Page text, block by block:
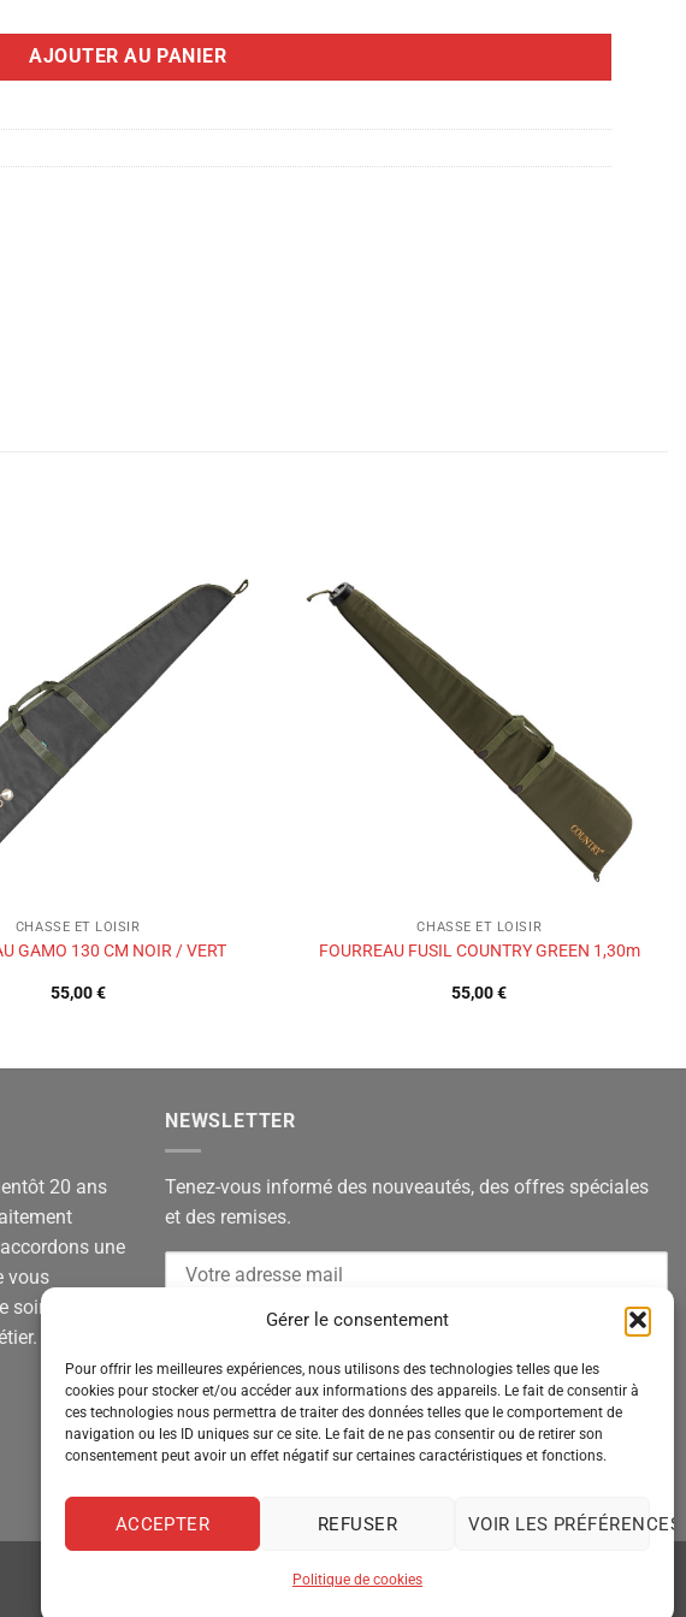
Gérer le consentement
Pour offrir les meilleures expériences, nous utilisons des technologies telles que les
cookies pour stocker et/ou accéder aux informations des appareils. Le fait de consentir à
ces technologies nous permettra de traiter des données telles que le comportement de
navigation ou les ID uniques sur ce site. Le fait de ne pas consentir ou de retirer son
consentement peut avoir un effet négatif sur certaines caractéristiques et fonctions.
ACCEPTER REFUSER VOIR LES PRÉFÉRENCES
Politique de cookies
AJOUTER AU PANIER
Ajouter
à la liste
souhaits
CHASSE ET LOISIR
GAMO 130 CM NOIR / VERT
55,00€
CHASSE ET LOISIR
FOURREAU FUSIL COUNTRY GREEN 1,30m
55,00€
20 ans
une
vous
de vos
NEWSLETTER
Tenez-vous informé des nouveautés, des offres spéciales
et des remises.